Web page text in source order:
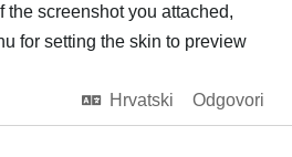
the screenshot you attached,
for setting the skin to preview
Hrvatski
Odgovori